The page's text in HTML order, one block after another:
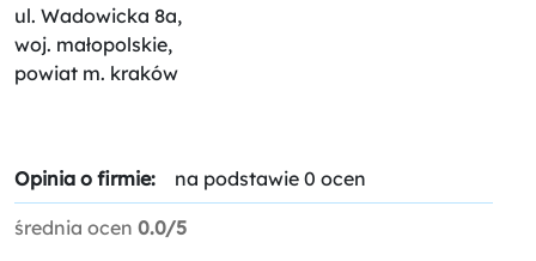
ul. Wadowicka 8a,
woj. małopolskie,
powiat m. kraków
Opinia o firmie: na podstawie 0 ocen
średnia ocen 0.0/5